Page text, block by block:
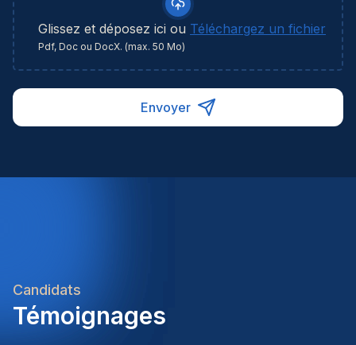
Glissez et déposez ici ou Téléchargez un fichier
Pdf, Doc ou DocX. (max. 50 Mo)
Envoyer
Candidats
Témoignages